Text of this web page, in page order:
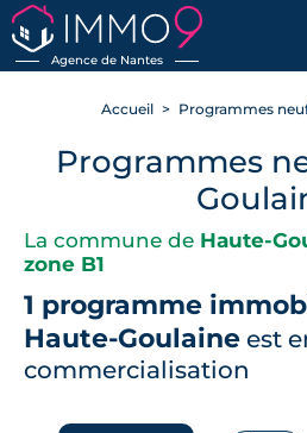
Agence de Nantes
RETOUR
Accueil Programmes
Programmes
La commune de Haute-
zone B1
1 programme
Haute-Goulaine est
commercialisation